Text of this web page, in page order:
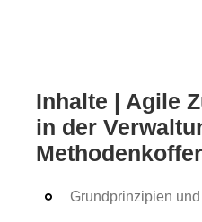
Inhalte | Agile
in der
Methodenkoffer
Grundprinzipien